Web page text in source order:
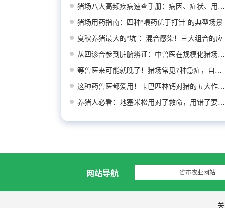
猪场八大高频疾病速查手册：病因、症状、用药推
猪场用药指南：四种“喂药优于打针”的典型场景
夏秋养猪最大的“坑”：混合感染！三大组合的应
从四诊合参到脏腑辨证：中兽医在规模化猪场疾病
等兽医来可能就晚了！猪场常见7种急症，自己先
这种药兽医都爱用！卡巴匹林钙对猪的五大作用及
养猪人必看：地塞米松用对了救命，用错了要命！
网站导航 省市农业网站